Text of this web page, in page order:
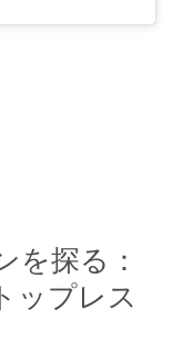
を探る：
ップレス